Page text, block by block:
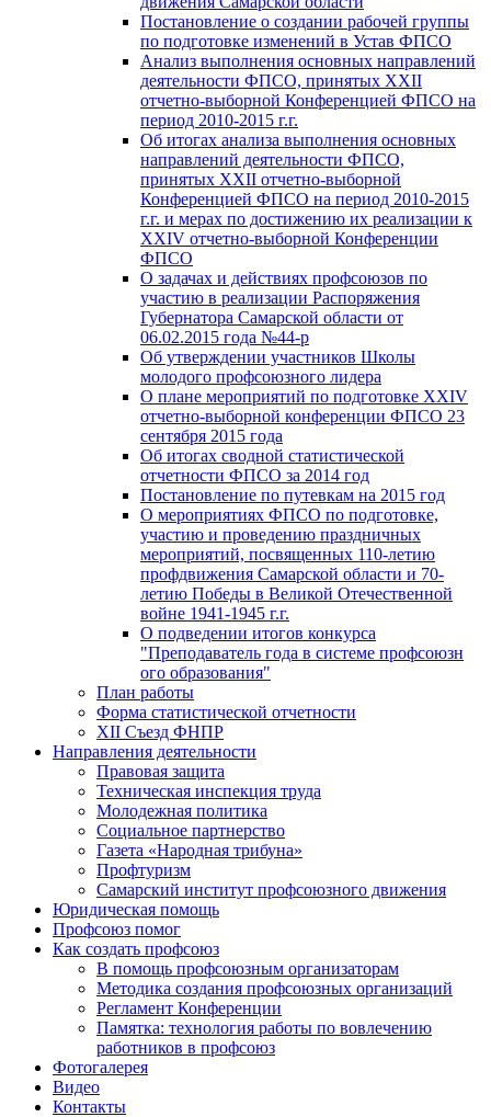
Постановление о создании рабочей группы
по подготовке изменений в Устав ФПСО
Анализ выполнения основных направлений
деятельности ФПСО, принятых XXII
отчетно-выборной Конференцией ФПСО на
период 2010-2015 г.г.
Об итогах анализа выполнения основных
направлений деятельности ФПСО,
принятых XXII отчетно-выборной
Конференцией ФПСО на период 2010-2015
г.г. и мерах по достижению их реализации к
XXIV отчетно-выборной Конференции
ФПСО
О задачах и действиях профсоюзов по
участию в реализации Распоряжения
Губернатора Самарской области от
06.02.2015 года №44-р
Об утверждении участников Школы
молодого профсоюзного лидера
О плане мероприятий по подготовке XXIV
отчетно-выборной конференции ФПСО 23
сентября 2015 года
Об итогах сводной статистической
отчетности ФПСО за 2014 год
Постановление по путевкам на 2015 год
О мероприятиях ФПСО по подготовке,
участию и проведению праздничных
мероприятий, посвященных 110-летию
профдвижения Самарской области и 70-
летию Победы в Великой Отечественной
войне 1941-1945 г.г.
О подведении итогов конкурса
"Преподаватель года в системе профсоюзн
ого образования"
План работы
Форма статистической отчетности
XII Съезд ФНПР
Направления деятельности
Правовая защита
Техническая инспекция труда
Молодежная политика
Социальное партнерство
Газета «Народная трибуна»
Профтуризм
Самарский институт профсоюзного движения
Юридическая помощь
Профсоюз помог
Как создать профсоюз
В помощь профсоюзным организаторам
Методика создания профсоюзных организаций
Регламент Конференции
Памятка: технология работы по вовлечению
работников в профсоюз
Фотогалерея
Видео
Контакты